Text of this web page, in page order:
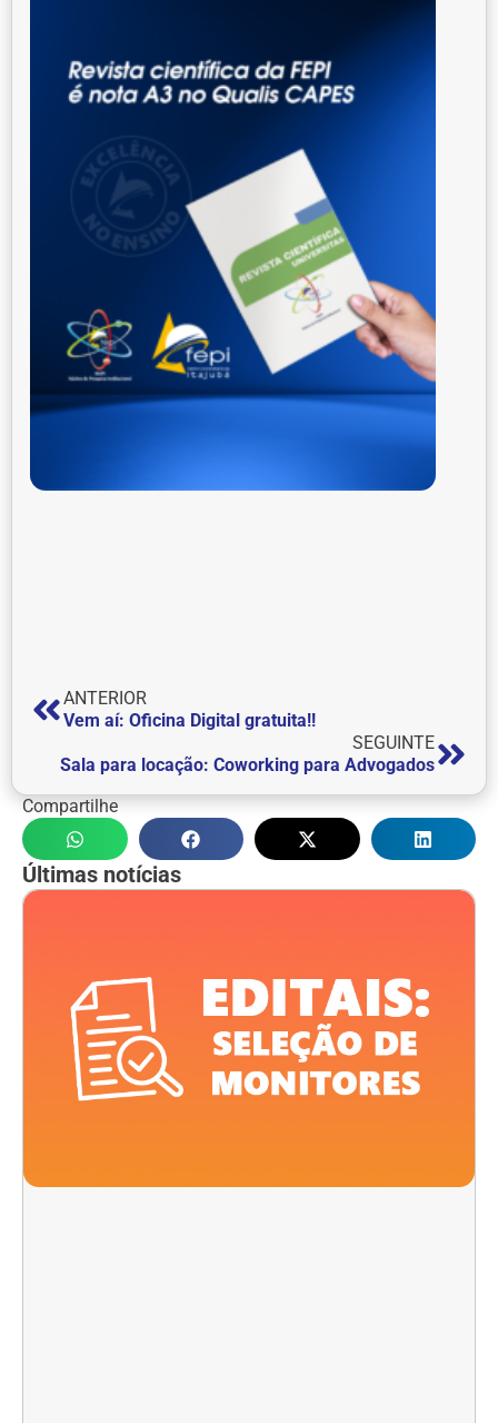
ANTERIOR
Vem aí: Oficina Digital gratuita!!
SEGUINTE
Sala para locação: Coworking para Advogados
Compartilhe
Últimas notícias